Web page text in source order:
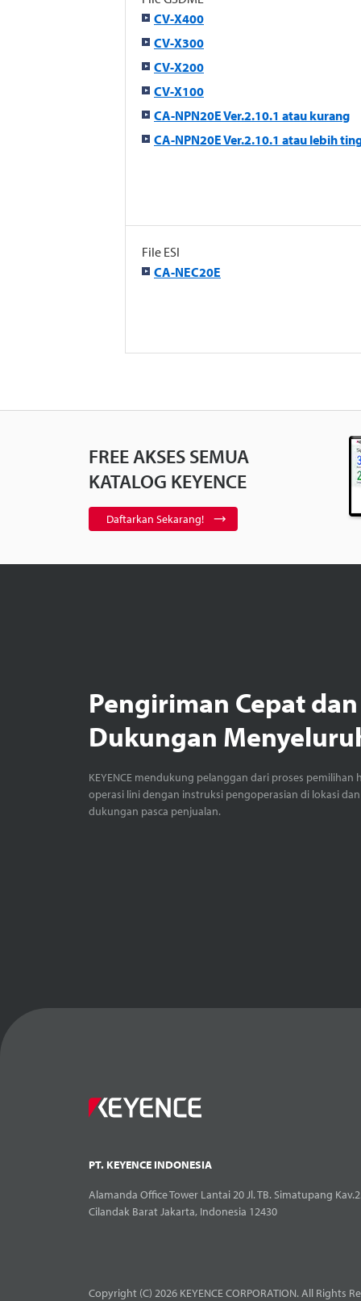
CV-X400
CV-X300
CV-X200
CV-X100
CA-NPN20E Ver.2.10.1 atau kurang
CA-NPN20E Ver.2.10.1 atau lebih
File ESI
CA-NEC20E
FREE AKSES SEMUA
KATALOG KEYENCE
Daftarkan Sekarang!
Pengiriman Cepat dan
Dukungan
KEYENCE mendukung pelanggan dari proses pemilihan
operasi lini dengan instruksi pengoperasian di lokasi dan
dukungan pasca penjualan.
PT. KEYENCE INDONESIA
Alamanda Office Tower Lantai 20 Jl. TB. Simatupang
Cilandak Barat Jakarta, Indonesia 12430
Copyright (C) 2026 KEYENCE CORPORATION. All Rights